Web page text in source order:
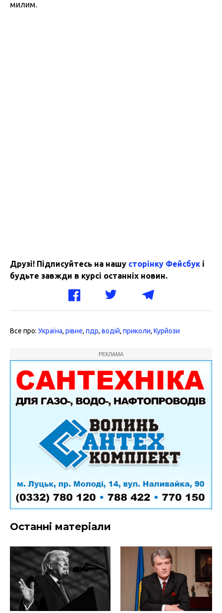
милим.
Друзі! Підписуйтесь на нашу сторінку Фейсбук і
будьте завжди в курсі останніх новин.
Все про: Україна, рівне, пдр, водій, приколи, Курйози
РЕКЛАМА
Останні матеріали